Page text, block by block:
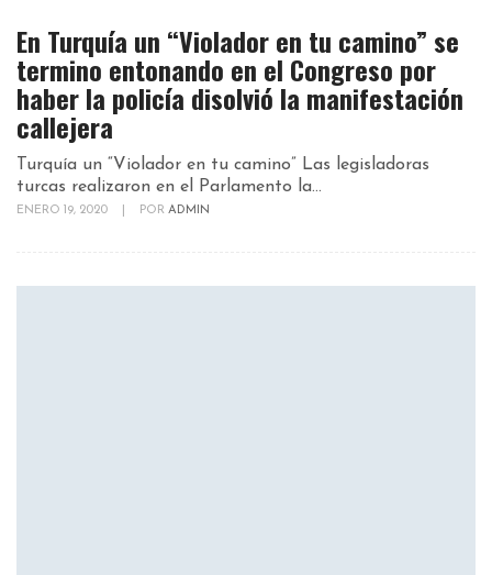
En Turquía un “Violador en tu camino” se
termino entonando en el Congreso por
haber la policía disolvió la manifestación
callejera
Turquía un “Violador en tu camino” Las legisladoras
turcas realizaron en el Parlamento la...
ENERO 19, 2020 POR ADMIN